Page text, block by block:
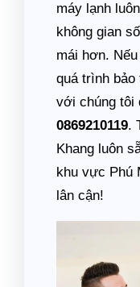
máy lạnh
không gian
mái hơn.
quá trình
với chúng tôi
0869210119.
Khang luôn
khu vực Phú
lân cận!